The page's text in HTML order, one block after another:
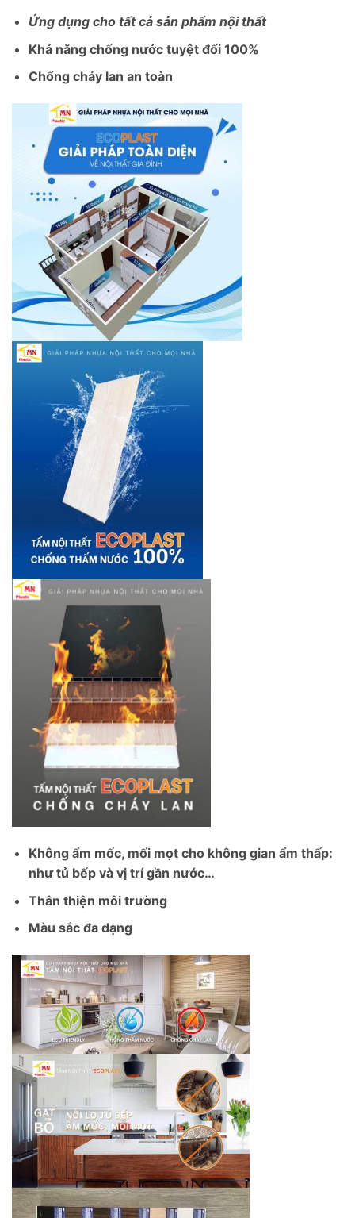
Ứng dụng cho tất cả sản phẩm nội thất
Khả năng chống nước tuyệt đối 100%
Chống cháy lan an toàn
Không ẩm mốc, mối mọt cho không gian ẩm thấp:
như tủ bếp và vị trí gần nước…
Thân thiện môi trường
Màu sắc đa dạng